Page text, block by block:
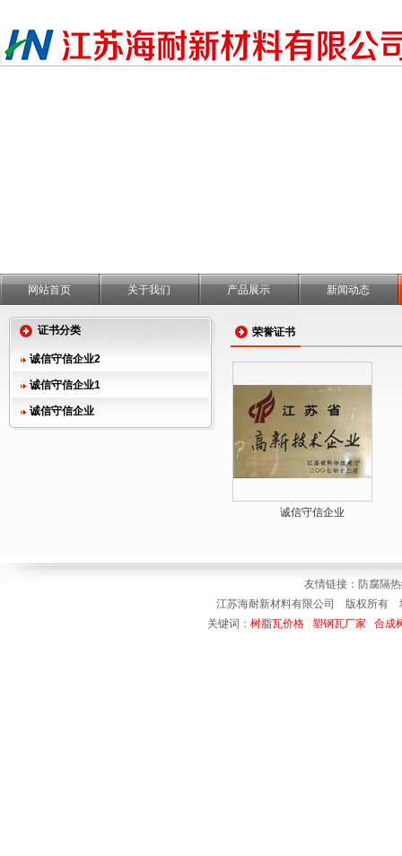
网站首页 关于我们 产品展示 新闻动态
证书分类
诚信守信企业2
诚信守信企业1
诚信守信企业
荣誉证书
诚信守信企业
友情链接： 防腐隔
江苏海耐新材料有限公司 版权所有
关键词：树脂瓦价格 塑钢瓦厂家 合成